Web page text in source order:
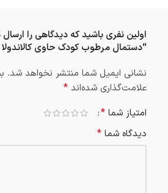
اولین نفری باشید که دیدگاهی را
“دستمال مرطوب کودک حاوی کالاندولا 50 برگی برند دافی”
نشانی ایمیل شما منتشر نخواهد شد.
علامت‌گذاری شده‌اند *
امتیاز شما *
دیدگاه شما *